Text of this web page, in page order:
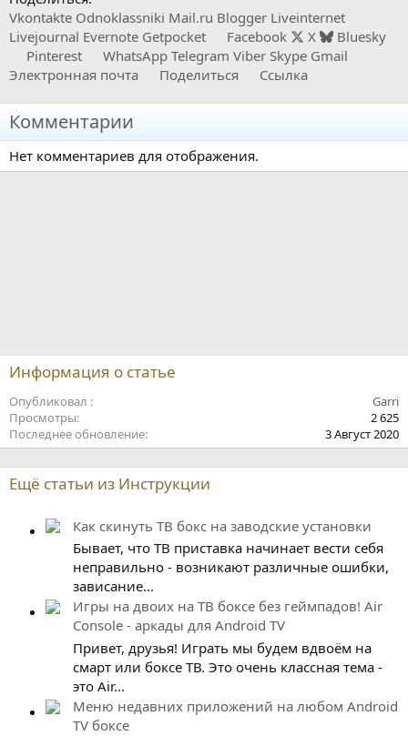
Vkontakte Odnoklassniki Mail.ru Blogger Liveinternet
Livejournal Evernote Getpocket Facebook X
Bluesky
Pinterest
WhatsApp Telegram Viber Skype Gmail
Электронная почта
Поделиться Ссылка
Комментарии
Нет комментариев для отображения.
Информация о статье
Опубликовал
Garri
Просмотры
2 625
Последнее обновление
3 Август 2020
Ещё статьи из Инструкции
Как скинуть ТВ бокс на заводские установки
Бывает, что ТВ приставка начинает вести себя
неправильно - возникают различные ошибки,
зависание...
Игры на двоих на ТВ боксе без геймпадов! Air
Console - аркады для Android TV
Привет, друзья! Играть мы будем вдвоём на
смарт или боксе ТВ. Это очень классная тема -
это Air...
Меню недавних приложений на любом Android
TV боксе